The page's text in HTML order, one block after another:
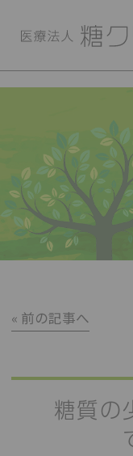
« 前の記事へ
糖質の